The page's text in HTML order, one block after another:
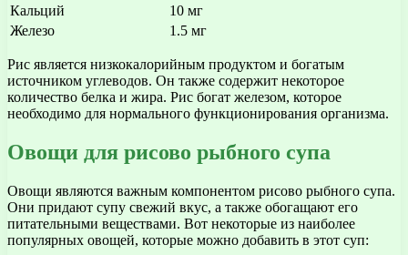
Кальций
10 мг
Железо
1.5 мг
Рис является низкокалорийным продуктом и богатым
источником углеводов. Он также содержит некоторое
количество белка и жира. Рис богат железом, которое
необходимо для нормального функционирования организма.
Овощи для рисово рыбного супа
Овощи являются важным компонентом рисово рыбного супа.
Они придают супу свежий вкус, а также обогащают его
питательными веществами. Вот некоторые из наиболее
популярных овощей, которые можно добавить в этот суп: